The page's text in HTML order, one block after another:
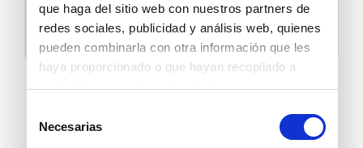
que haga del sitio web con nuestros partners de
redes sociales, publicidad y análisis web, quienes
pueden combinarla con otra información que les
haya proporcionado o que hayan recopilado a
partir del uso que haya hecho de sus servicios.
deNecesarias
Mazzarri
S/999.00
Bruno Ferrini
2x1